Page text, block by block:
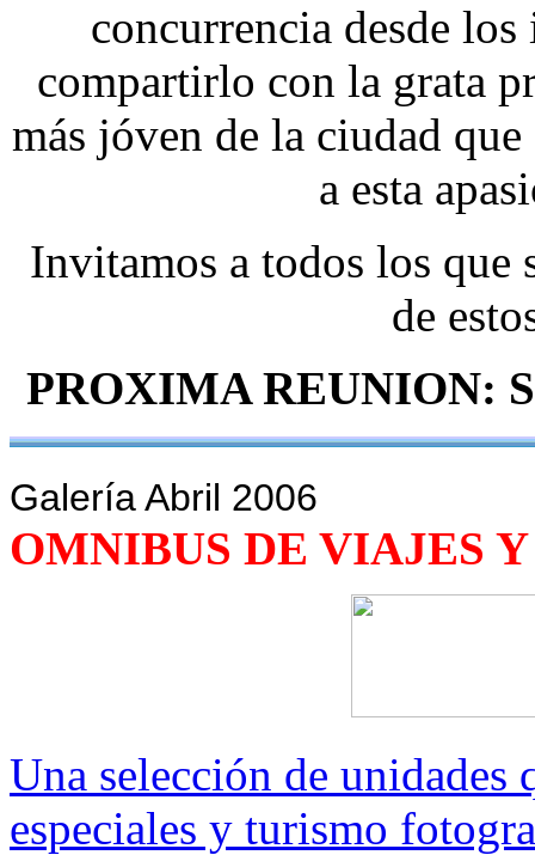
concurrencia desde
compartirlo con la grata
más jóven de la ciudad
a esta
Invitamos a todos los que
de
PROXIMA REUNION:
Galería Abril 2006
OMNIBUS DE VIAJES
Una selección de unidades
especiales y turismo